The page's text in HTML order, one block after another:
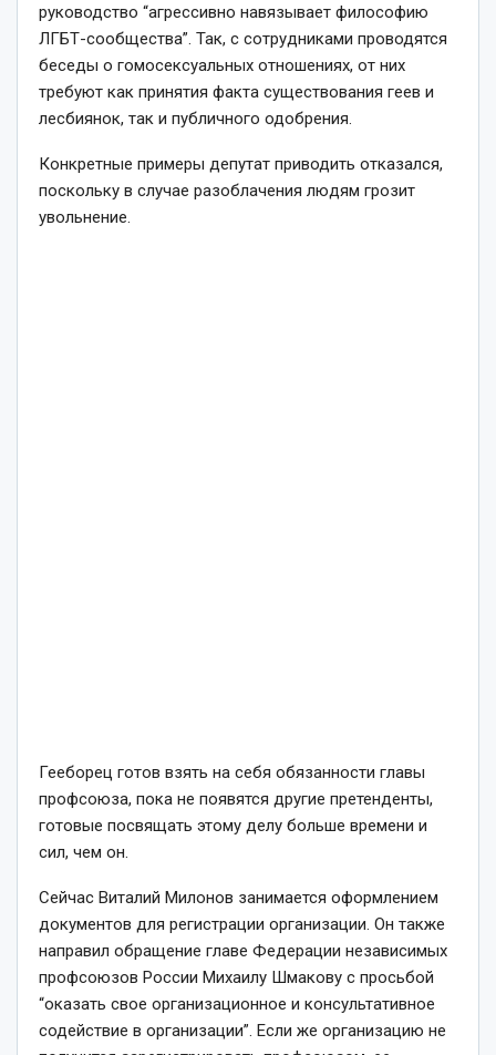
руководство “агрессивно навязывает философию
ЛГБТ-сообщества”. Так, с сотрудниками проводятся
беседы о гомосексуальных отношениях, от них
требуют как принятия факта существования геев и
лесбиянок, так и публичного одобрения.
Конкретные примеры депутат приводить отказался,
поскольку в случае разоблачения людям грозит
увольнение.
Гееборец готов взять на себя обязанности главы
профсоюза, пока не появятся другие претенденты,
готовые посвящать этому делу больше времени и
сил, чем он.
Сейчас Виталий Милонов занимается оформлением
документов для регистрации организации. Он также
направил обращение главе Федерации независимых
профсоюзов России Михаилу Шмакову с просьбой
“оказать свое организационное и консультативное
содействие в организации”. Если же организацию не